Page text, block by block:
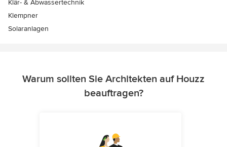
Klär- & Abwassertechnik
Klempner
Solaranlagen
Warum sollten Sie Architekten auf Houzz
beauftragen?